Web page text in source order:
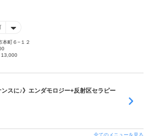
本町６−１２
13,000
ンスに♪》エンダモロジー+反射区セラピー
全てのメニューを見る